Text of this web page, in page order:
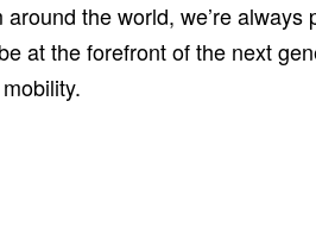
the world, we’re
at the forefront of the next